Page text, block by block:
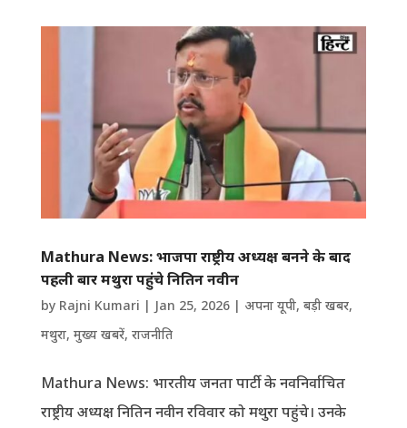
Mathura News: भाजपा राष्ट्रीय अध्यक्ष बनने के बाद
पहली बार मथुरा पहुंचे नितिन नवीन
by Rajni Kumari | Jan 25, 2026| अपना यूपी, बड़ी खबर,
मथुरा, मुख्य खबरें, राजनीति
Mathura News: भारतीय जनता पार्टी के नवनिर्वाचित
राष्ट्रीय अध्यक्ष नितिन नवीन रविवार को मथुरा पहुंचे। उनके